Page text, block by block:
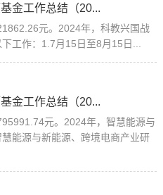
金工作总结（20...
元。2024年，科教兴国战
工作：1.7月15日至8月15日...
金工作总结（20...
元。2024年，智慧能源与
能源与新能源、跨境电商产业研